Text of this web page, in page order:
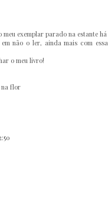
exemplar parado na estante
não o ler, ainda mais com
o meu livro!
na flor